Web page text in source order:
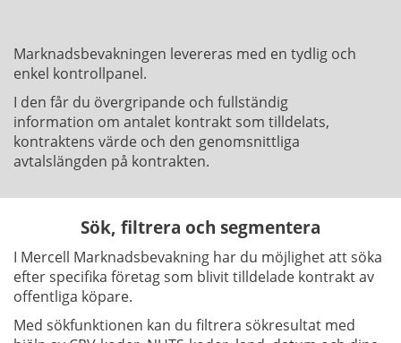
Marknadsbevakningen levereras med en tydlig och
enkel kontrollpanel.
I den får du övergripande och fullständig
information om antalet kontrakt som tilldelats,
kontraktens värde och den genomsnittliga
avtalslängden på kontrakten.
Sök, filtrera och segmentera
I Mercell Marknadsbevakning har du möjlighet att söka
efter specifika företag som blivit tilldelade kontrakt av
offentliga köpare.
Med sökfunktionen kan du filtrera sökresultat med